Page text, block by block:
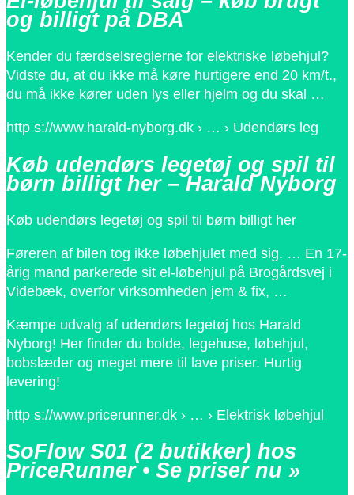
og billigt på DBA
Kender du færdselsreglerne for elektriske løbehjul?
Vidste du, at du ikke må køre hurtigere end 20 km/t.,
du må ikke kører uden lys eller hjelm og du skal …
http s://www.harald-nyborg.dk › … › Udendørs leg
Køb udendørs legetøj og spil til
børn billigt her – Harald Nyborg
Køb udendørs legetøj og spil til børn billigt her
Føreren af bilen tog ikke løbehjulet med sig. … En 17-
årig mand parkerede sit el-løbehjul på Brogårdsvej i
Videbæk, overfor virksomheden jem & fix, …
Kæmpe udvalg af udendørs legetøj hos Harald
Nyborg! Her finder du bolde, legehuse, løbehjul,
bobslæder og meget mere til lave priser. Hurtig
levering!
http s://www.pricerunner.dk › … › Elektrisk løbehjul
SoFlow S01 (2 butikker) hos
PriceRunner • Se priser nu »